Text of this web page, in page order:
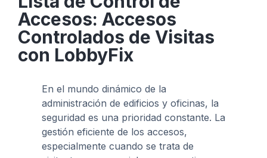
Accesos: Accesos
Controlados de Visitas
con LobbyFix
En el mundo dinámico de la
administración de edificios y oficinas, la
seguridad es una prioridad constante. La
gestión eficiente de los accesos,
especialmente cuando se trata de